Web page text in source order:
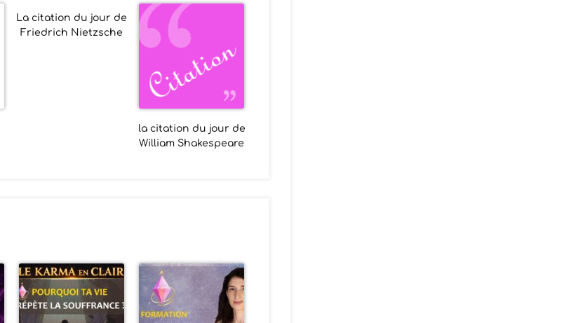
La citation du jour de
Friedrich Nietzsche
la citation du jour de
William Shakespeare